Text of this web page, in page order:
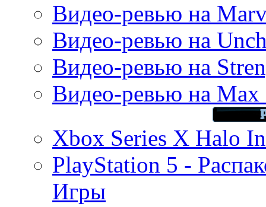
Видео-ревью на
Видео-ревью на
Видео-ревью на
Видео-ревью на Max
Xbox Series X Halo
PlayStation 5 -
Игры